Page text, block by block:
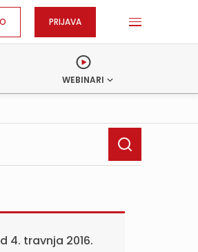
PRIJAVA
WEBINARI
4. travnja 2016.